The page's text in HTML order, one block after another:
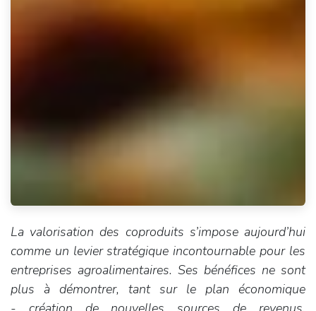
La valorisation des coproduits s’impose aujourd’hui
comme un levier stratégique incontournable pour les
entreprises agroalimentaires. Ses bénéfices ne sont
plus à démontrer, tant sur le plan économique